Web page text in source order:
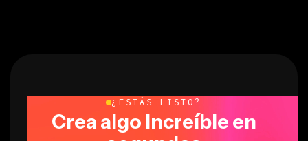
Crea algo increíble en
segundos